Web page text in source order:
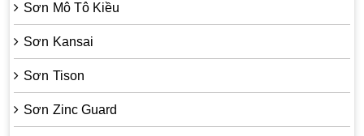
Sơn Mô Tô Kiều
Sơn Kansai
Sơn Tison
Sơn Zinc Guard